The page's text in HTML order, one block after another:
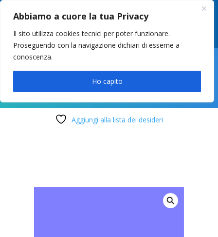
Abbiamo a cuore la tua Privacy
Il sito utilizza cookies tecnici per poter funzionare.
Proseguendo con la navigazione dichiari di esserne a
conoscenza.
Ho capito
049 8627946 –info@cstosetto.it
LUN-VEN 9-12 / 14:30-17
Aggiungi alla lista dei desideri